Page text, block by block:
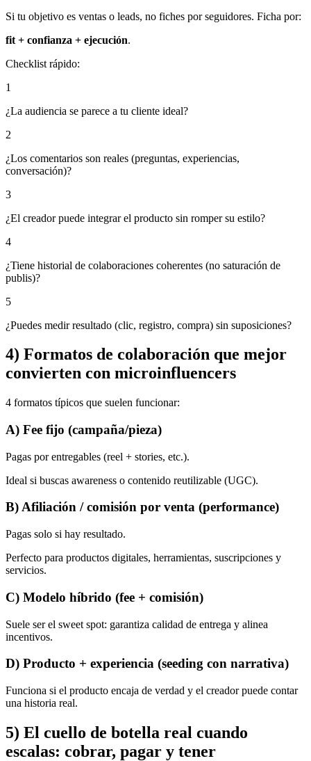
Si tu objetivo es ventas o leads, no fiches por seguidores. Ficha por:
fit + confianza + ejecución.
Checklist rápido:
1
¿La audiencia se parece a tu cliente ideal?
2
¿Los comentarios son reales (preguntas, experiencias,
conversación)?
3
¿El creador puede integrar el producto sin romper su estilo?
4
¿Tiene historial de colaboraciones coherentes (no saturación de
publis)?
5
¿Puedes medir resultado (clic, registro, compra) sin suposiciones?
4) Formatos de colaboración que mejor
convierten con microinfluencers
4 formatos típicos que suelen funcionar:
A) Fee fijo (campaña/pieza)
Pagas por entregables (reel + stories, etc.).
Ideal si buscas awareness o contenido reutilizable (UGC).
B) Afiliación / comisión por venta (performance)
Pagas solo si hay resultado.
Perfecto para productos digitales, herramientas, suscripciones y
servicios.
C) Modelo híbrido (fee + comisión)
Suele ser el sweet spot: garantiza calidad de entrega y alinea
incentivos.
D) Producto + experiencia (seeding con narrativa)
Funciona si el producto encaja de verdad y el creador puede contar
una historia real.
5) El cuello de botella real cuando
escalas: cobrar, pagar y tener